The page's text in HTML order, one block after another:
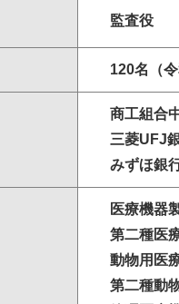
監査役
120名（
商工組合
三菱UFJ
みずほ銀
医療機器
第二種医
動物用医
第二種動